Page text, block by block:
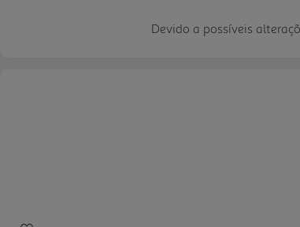
Devido a possíveis